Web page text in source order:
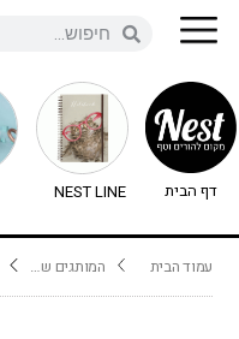
דף הבית NEST LINE
עמוד הבית המותגים שלנו